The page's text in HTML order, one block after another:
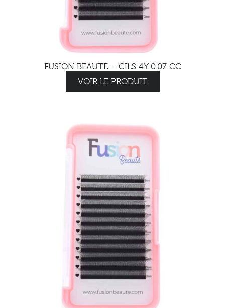
FUSION BEAUTÉ – CILS 4Y 0.07 CC
VOIR LE PRODUIT